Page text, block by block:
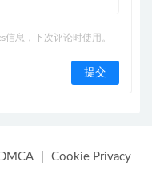
息，下次评论时使用。
DMCA Cookie Privacy